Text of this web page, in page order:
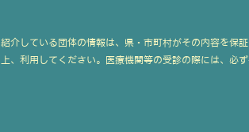
紹介している団体の情報は、県・市町村がその内容を保
上、利用してください。医療機関等の受診の際には、必